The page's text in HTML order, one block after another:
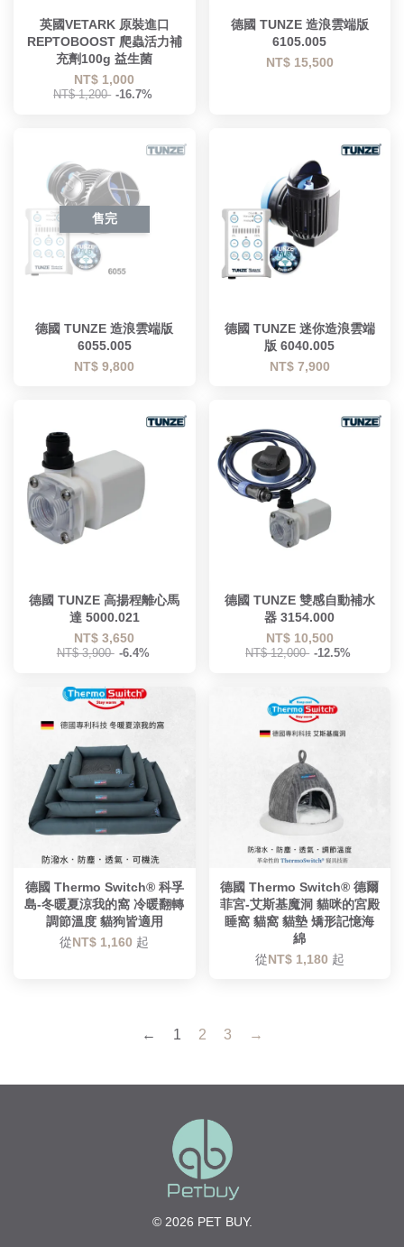
英國VETARK 原裝進口
REPTOBOOST 爬蟲活力補
充劑100g 益生菌
NT$ 1,000
NT$ 1,200 -16.7%
德國 TUNZE 造浪雲端版
6105.005
NT$ 15,500
售完
德國 TUNZE 造浪雲端版
6055.005
NT$ 9,800
德國 TUNZE 迷你造浪雲端
版 6040.005
NT$ 7,900
德國 TUNZE 高揚程離心馬
達 5000.021
NT$ 3,650
NT$ 3,900 -6.4%
德國 TUNZE 雙感自動補水
器 3154.000
NT$ 10,500
NT$ 12,000 -12.5%
德國 Thermo Switch® 科孚
島-冬暖夏涼我的窩 冷暖翻轉
調節溫度 貓狗皆適用
從NT$ 1,160 起
德國 Thermo Switch® 德爾
菲宮-艾斯基魔洞 貓咪的宮殿
睡窩 貓窩 貓墊 矯形記憶海
綿
從NT$ 1,180 起
← 1 2 3 →
© 2026 PET BUY.